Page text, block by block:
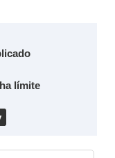
límite